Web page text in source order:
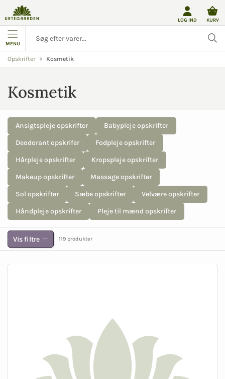
LOG IND KURV
MENU
Opskrifter Kosmetik
Kosmetik
Ansigtspleje opskrifter
Babypleje opskrifter
Deodorant opskrifer
Fodpleje opskrifter
Hårpleje opskrifter
Kropspleje opskrifter
Makeup opskrifter
Massage opskrifter
Sol opskrifter
Sæbe opskrifter
Velvære opskrifter
Håndpleje opskrifter
Pleje til mænd opskrifter
Vis filtre 119 produkter